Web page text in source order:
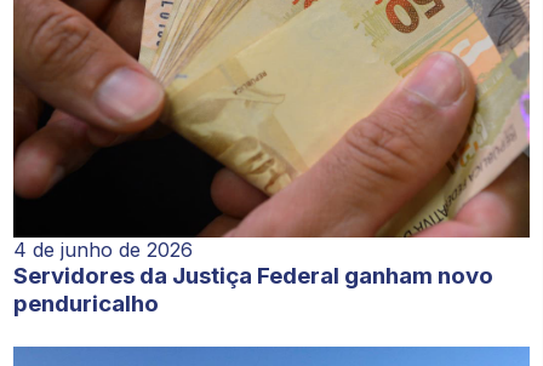
4 de junho de 2026
Servidores da Justiça Federal ganham novo
penduricalho